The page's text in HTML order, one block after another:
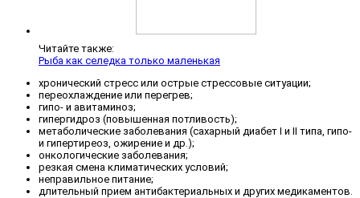
Читайте также:
Рыба как селедка только маленькая
хронический стресс или острые стрессовые ситуации;
переохлаждение или перегрев;
гипо- и авитаминоз;
гипергидроз (повышенная потливость);
метаболические заболевания (сахарный диабет I и II типа, гипо-
и гипертиреоз, ожирение и др.);
онкологические заболевания;
резкая смена климатических условий;
неправильное питание;
длительный прием антибактериальных и других медикаментов.